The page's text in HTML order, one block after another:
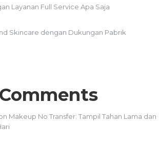
Layanan Full Service Apa Saja
Skincare dengan Dukungan Pabrik
Makeup No Transfer: Tampil Tahan Lama dan